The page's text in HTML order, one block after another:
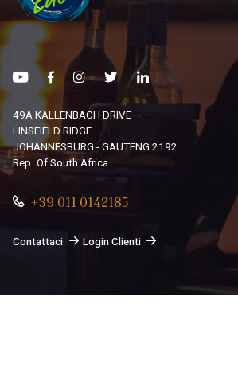
49A KALLENBACH DRIVE
LINSFIELD RIDGE
JOHANNESBURG - GAUTENG 2192
Rep. Of South Africa
+39 011 0142185
Contattaci Login Clienti